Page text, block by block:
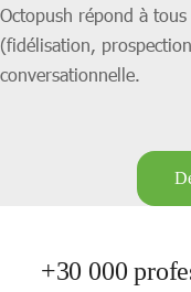
Octopush répond à
(fidélisation,
conversationnelle.
+30 000